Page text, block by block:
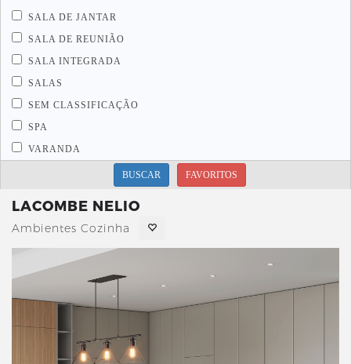
SALA DE JANTAR
SALA DE REUNIÃO
SALA INTEGRADA
SALAS
SEM CLASSIFICAÇÃO
SPA
VARANDA
BUSCAR FAVORITOS
LACOMBE NELIO
Ambientes Cozinha